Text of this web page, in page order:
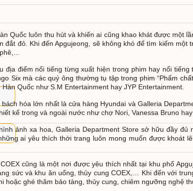
Quốc luôn thu hút và khiến ai cũng khao khát được
đắt đỏ. Khi đến Apgujeong, sẽ không khó để tìm kiếm
địa điểm nổi tiếng từng xuất hiện trong phim hay nổi
Six mà các quý ông thường tụ tập trong phim “Phẩm
Quốc như S.M Entertainment hay JYP Entertainment.
hóa lớn nhất là cửa hàng Hyundai và Galleria
kế trong và ngoài nước như chợ Nori, Vanessa Bruno
ảnh xa hoa, Galleria Department Store sở hữu đầy
ai yêu thích thời trang luôn mong muốn được
cũng là một nơi được yêu thích nhất tại khu phố
sức và khu ăn uống, thủy cung COEX,… Khi đến với
hoặc ghé thăm bảo tàng, thủy cung, chiêm ngưỡng nghệ